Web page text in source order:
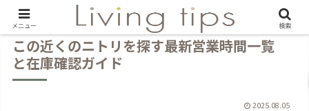
この近くのニトリを探す最新営業時間一覧
と在庫確認ガイド
2025.08.05
メニュー 検索